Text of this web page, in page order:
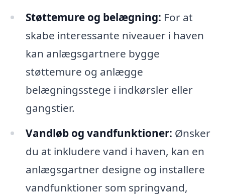
Støttemure og belægning: For at
skabe interessante niveauer i haven
kan anlægsgartnere bygge
støttemure og anlægge
belægningsstege i indkørsler eller
gangstier.
Vandløb og vandfunktioner: Ønsker
du at inkludere vand i haven, kan en
anlægsgartner designe og installere
vandfunktioner som springvand,